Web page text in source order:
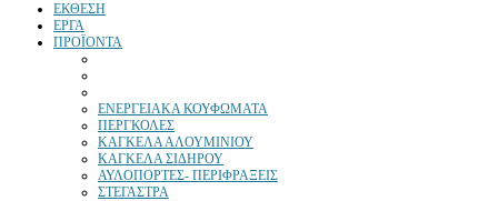
ΕΚΘΕΣΗ
ΕΡΓΑ
ΠΡΟΪΟΝΤΑ
ΕΝΕΡΓΕΙΑΚΑ ΚΟΥΦΩΜΑΤΑ
ΠΕΡΓΚΟΛΕΣ
ΚΑΓΚΕΛΑ ΑΛΟΥΜΙΝΙΟΥ
ΚΑΓΚΕΛΑ ΣΙΔΗΡΟΥ
ΑΥΛΟΠΟΡΤΕΣ- ΠΕΡΙΦΡΑΞΕΙΣ
ΣΤΕΓΑΣΤΡΑ